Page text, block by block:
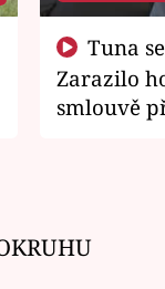
Zarazilo
smlouvě